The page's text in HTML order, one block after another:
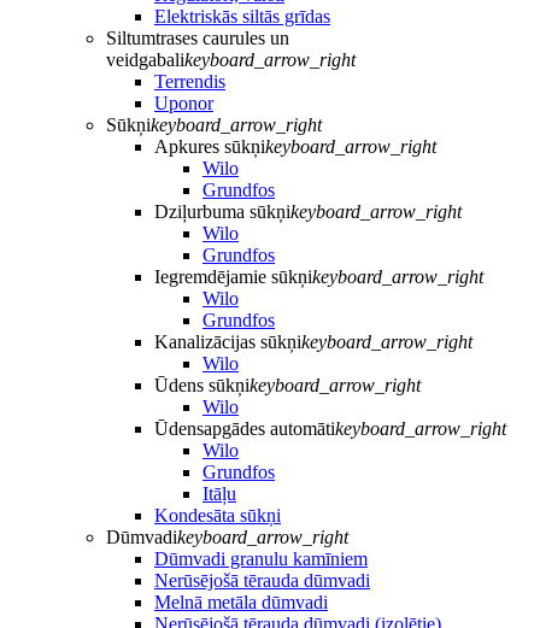
Elektriskās siltās grīdas
Siltumtrases caurules un
veidgabalikeyboard_arrow_right
Terrendis
Uponor
Sūkņikeyboard_arrow_right
Apkures sūkņikeyboard_arrow_right
Wilo
Grundfos
Dziļurbuma sūkņikeyboard_arrow_right
Wilo
Grundfos
Iegremdējamie sūkņikeyboard_arrow_right
Wilo
Grundfos
Kanalizācijas sūkņikeyboard_arrow_right
Wilo
Ūdens sūkņikeyboard_arrow_right
Wilo
Ūdensapgādes automātikeyboard_arrow_right
Wilo
Grundfos
Itāļu
Kondesāta sūkņi
Dūmvadikeyboard_arrow_right
Dūmvadi granulu kamīniem
Nerūsējošā tērauda dūmvadi
Melnā metāla dūmvadi
Nerūsējošā tērauda dūmvadi (izolētie)